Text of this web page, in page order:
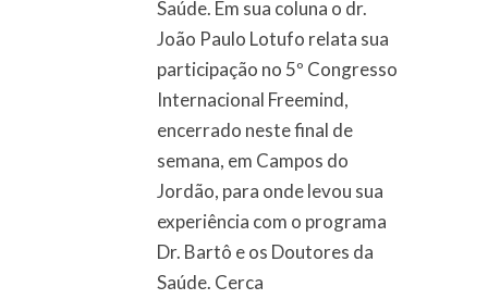
Saúde. Em sua coluna o dr.
João Paulo Lotufo relata sua
participação no 5º Congresso
Internacional Freemind,
encerrado neste final de
semana, em Campos do
Jordão, para onde levou sua
experiência com o programa
Dr. Bartô e os Doutores da
Saúde. Cerca